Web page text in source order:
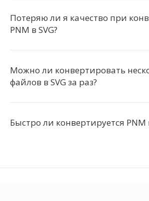
Потеряю ли я качество при
PNM в SVG?
Можно ли конвертировать
файлов в SVG за раз?
Быстро ли конвертируется PNM